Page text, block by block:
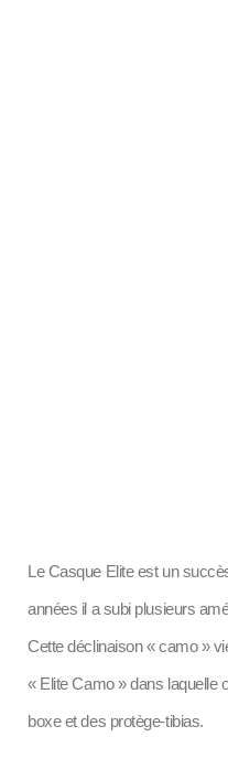
Le Casque Elite est un
années il a subi plusieurs
Cette déclinaison « camo »
« Elite Camo » dans laquelle
boxe et des protège-tibias.